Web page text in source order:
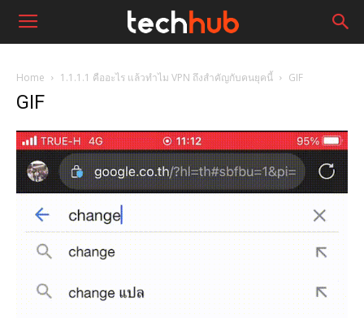
Home 1.1.1.1 คืออะไร แล้วทำไม VPN ถึงสำคัญกับคนยุคนี้ GIF
GIF